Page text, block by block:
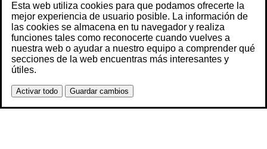
Esta web utiliza cookies para que podamos ofrecerte la
mejor experiencia de usuario posible. La información de
las cookies se almacena en tu navegador y realiza
funciones tales como reconocerte cuando vuelves a
nuestra web o ayudar a nuestro equipo a comprender qué
secciones de la web encuentras más interesantes y
útiles.
Activar todo Guardar cambios